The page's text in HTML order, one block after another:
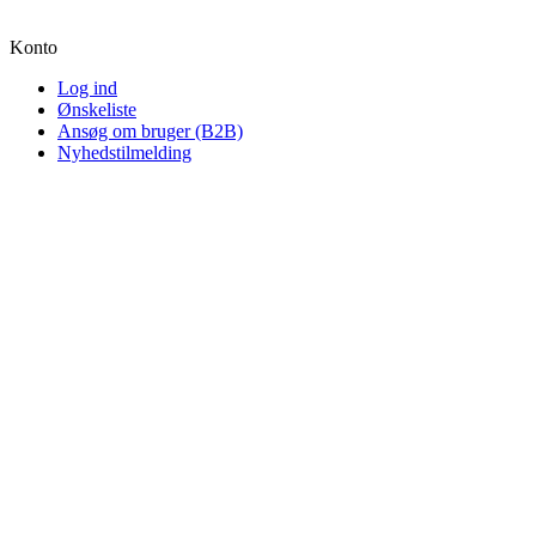
Konto
Log ind
Ønskeliste
Ansøg om bruger (B2B)
Nyhedstilmelding